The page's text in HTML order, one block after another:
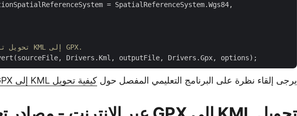
= SpatialReferenceSystem.Wgs84,
// تحويل تنسيق الملف من KML إلى GPX.
يرجى إلقاء نظرة على البرنامج التعليمي المفصل حول كيفية تحويل KML إلى GPX في C#